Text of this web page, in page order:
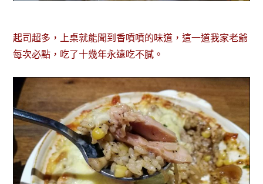
起司超多，上桌就能聞到香噴噴的味道，這一道我家老爺
每次必點，吃了十幾年永遠吃不膩。